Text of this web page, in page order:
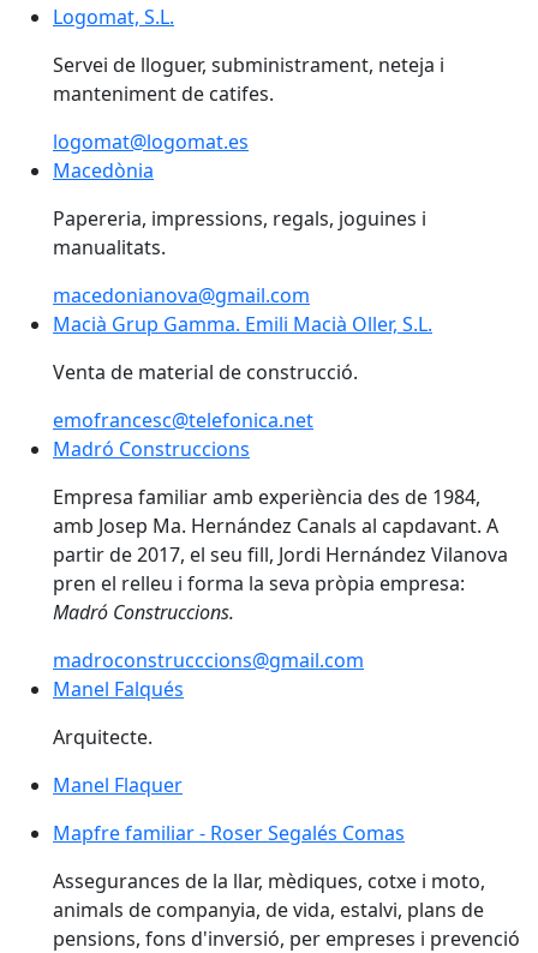
Logomat, S.L.
Logomat, S.L.
Servei de lloguer, subministrament, neteja i
manteniment de catifes.
logomat@logomat.es
Macedònia
Macedònia
Papereria, impressions, regals, joguines i
manualitats.
macedonianova@gmail.com
Macià Grup Gamma. Emili Macià Oller, S.L.
Macià Grup Gamma. Emili Macià Oller, S.L.
Venta de material de construcció.
emofrancesc@telefonica.net
Madró Construccions
Madró Construccions
Empresa familiar amb experiència des de 1984,
amb Josep Ma. Hernández Canals al capdavant. A
partir de 2017, el seu fill, Jordi Hernández Vilanova
pren el relleu i forma la seva pròpia empresa:
Madró Construccions.
madroconstrucccions@gmail.com
Manel Falqués
Arquitecte.
Manel Flaquer
Mapfre familiar - Roser Segalés Comas
Mapfre familiar - Roser Segalés Comas
Assegurances de la llar, mèdiques, cotxe i moto,
animals de companyia, de vida, estalvi, plans de
pensions, fons d'inversió, per empreses i prevenció